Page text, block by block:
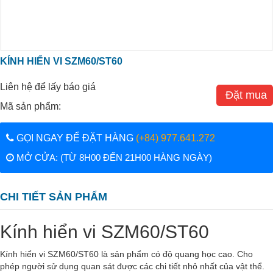
KÍNH HIỂN VI SZM60/ST60
Liên hệ để lấy báo giá
Mã sản phẩm:
Đặt mua
GỌI NGAY ĐỂ ĐẶT HÀNG (+84) 977.641.272
MỞ CỬA: (TỪ 8H00 ĐẾN 21H00 HÀNG NGÀY)
CHI TIẾT SẢN PHẨM
Kính hiển vi SZM60/ST60
Kính hiển vi SZM60/ST60 là sản phẩm có độ quang học cao. Cho
phép người sử dụng quan sát được các chi tiết nhỏ nhất của vật thể.